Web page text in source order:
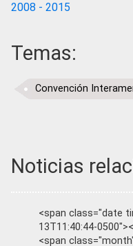
2008 - 2015
Temas:
Convención
Noticias
<span class="date
13T11:40:44-
<span